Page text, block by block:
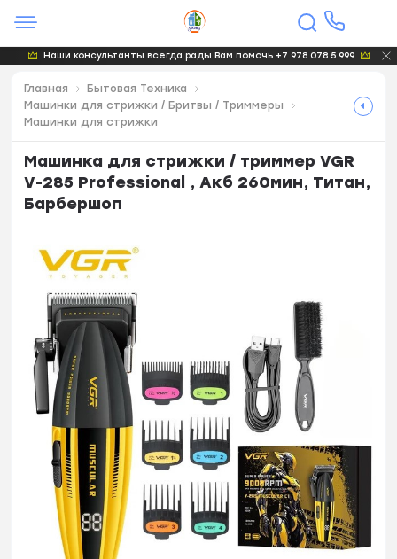
Наши консультанты всегда рады Вам помочь +7 978 078 5 999
Главная
Бытовая Техника
Машинки для стрижки / Бритвы / Триммеры
Машинки для стрижки
Машинка для стрижки / триммер VGR
V-285 Professional , Акб 260мин, Титан,
Барбершоп